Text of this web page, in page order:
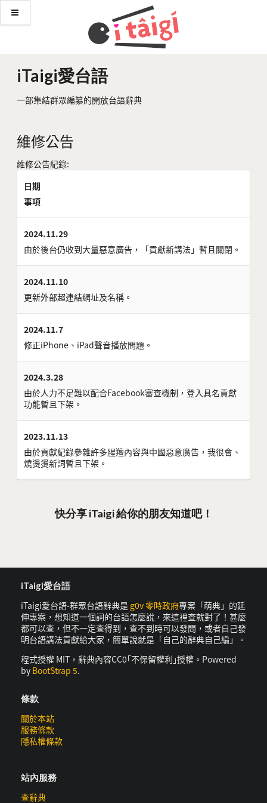
iTaigi愛台語
一部集結群眾編纂的開放台語辭典
維修公告
維修公告紀錄:
日期
事項
2024.11.29
由於後台仍收到大量惡意廣告，「貢獻新講法」暫且關閉。
2024.11.10
更新外部超連結網址及名稱。
2024.11.7
修正iPhone、iPad聲音播放問題。
2024.3.28
由於人力不足難以配合Facebook審查機制，登入具名貢獻
功能暫且下架。
2023.11.13
由於貢獻紀錄參雜許多腥羶內容與中國惡意廣告，我很會、
燒燙燙新詞暫且下架。
快分享 iTaigi 給你的朋友知道吧！
iTaigi愛台語
iTaigi愛台語-群眾台語辭典是 g0v 零時政府專案「萌典」的延
伸專案，想知道一個詞的台語怎麼說，來這裡查就對了！甚麼
都可以查，但不一定查得到，查不到時可以發問，或者自己發
明台語講法貢獻給大家，簡單說就是「自己的辭典自己編」。
程式授權 MIT，辭典內容CC0｢不保留權利｣授權。Powered
by BootStrap 5.
條款
關於本站
服務條款
隱私權條款
站內服務
查辭典